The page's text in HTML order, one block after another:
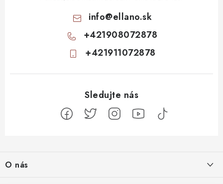
info@ellano.sk
+421908072878
+421911072878
pO nás